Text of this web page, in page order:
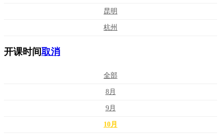
昆明
杭州
开课时间取消
全部
8月
9月
10月